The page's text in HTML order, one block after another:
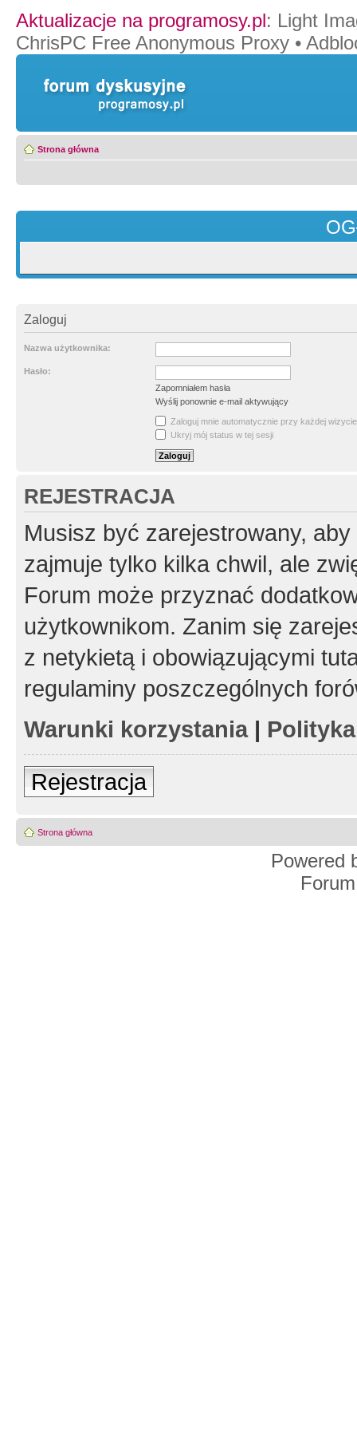
Aktualizacje na programosy.pl: Light
ChrisPC Free Anonymous Proxy •
Strona główna
Zaloguj
Nazwa użytkownika:
Hasło:
Zapomniałem hasła
Wyślij ponownie e-mail aktywujący
Zaloguj mnie automatycznie przy każdej wizycie
Ukryj mój status w tej sesji
REJESTRACJA
Musisz być zarejestrowany,
zajmuje tylko kilka chwil, ale
Forum może przyznać
użytkownikom. Zanim się
z netykietą i obowiązującymi
regulaminy poszczególnych
Warunki korzystania|
Rejestracja
Strona główna
Powered